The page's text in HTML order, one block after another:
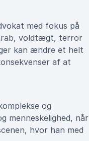
med fokus på
voldtægt, terror
kan ændre et helt
af at
og
menneskelighed, når
hvor han med